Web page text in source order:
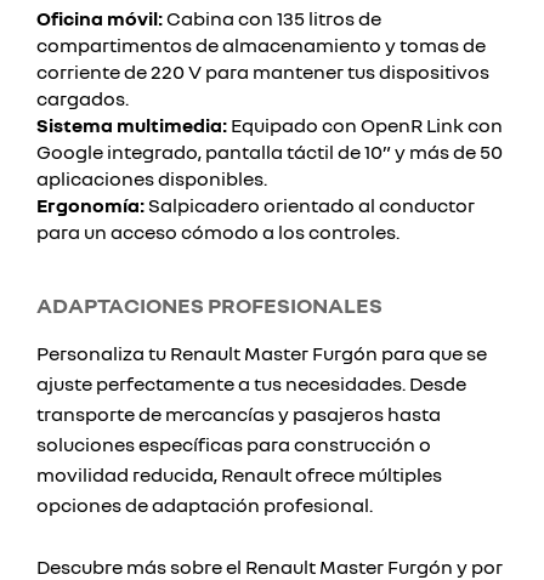
Oficina móvil:Cabina con 135 litros de
compartimentos de almacenamiento y tomas de
corriente de 220 V para mantener tus dispositivos
cargados.
Sistema multimedia: Equipado con OpenR Link con
Google integrado, pantalla táctil de 10” y más de 50
aplicaciones disponibles.
Ergonomía: Salpicadero orientado al conductor
para un acceso cómodo a los controles.
ADAPTACIONES PROFESIONALES
Personaliza tu Renault Master Furgón para que se
ajuste perfectamente a tus necesidades. Desde
transporte de mercancías y pasajeros hasta
soluciones específicas para construcción o
movilidad reducida, Renault ofrece múltiples
opciones de adaptación profesional.
Descubre más sobre el Renault Master Furgón y por